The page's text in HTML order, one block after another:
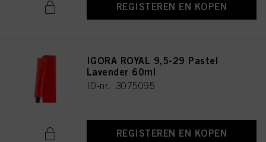
REGISTEREN EN KOPEN
IGORA ROYAL 9,5-29 Pastel
Lavender 60ml
ID-nr. 3075095
REGISTEREN EN KOPEN